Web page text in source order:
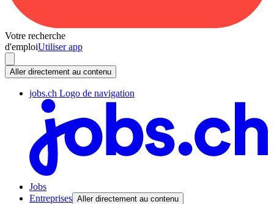
Votre recherche
d'emploiUtiliser app
Aller directement au contenu
jobs.ch Logo de navigation
Jobs
Entreprises Aller directement au contenu